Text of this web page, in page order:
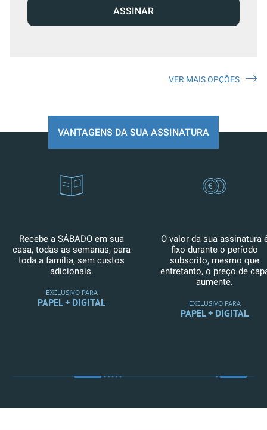
ASSINAR
VER MAIS OPÇÕES
VANTAGENS DA SUA ASSINATURA
Recebe a SÁBADO em sua
casa, todas as semanas, para
toda a família, sem custos
adicionais.
EXCLUSIVO PARA
PAPEL + DIGITAL
O valor da sua assinatura
fixo durante o período
subscrito, mesmo que
entretanto, o preço de
aumente.
EXCLUSIVO PARA
PAPEL + DIGITAL